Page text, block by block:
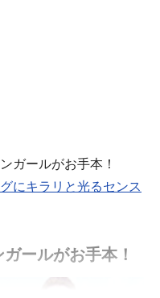
ガールがお手本！
にキラリと光るセンス
ールがお手本！